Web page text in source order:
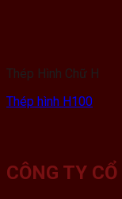
Thép Hình Chữ H
Thép hình H100
CÔNG TY